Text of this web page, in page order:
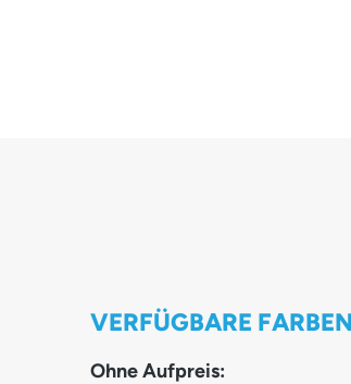
VERFÜGBARE FARBEN
Ohne Aufpreis: